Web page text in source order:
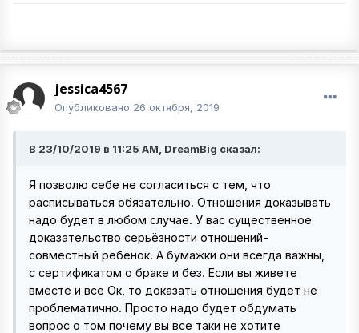
jessica4567
Опубликовано 26 октября, 2019
В 23/10/2019 в 11:25 AM, DreamBig сказал:
Я позволю себе не согласиться с тем, что
расписываться обязательно. Отношения доказывать
надо будет в любом случае. У вас существенное
доказательство серьёзности отношений-
совместный ребёнок. А бумажки они всегда важны,
с сертификатом о браке и без. Если вы живете
вместе и все Ок, то доказать отношения будет не
проблематично. Просто надо будет обдумать
вопрос о том почему вы все таки не хотите